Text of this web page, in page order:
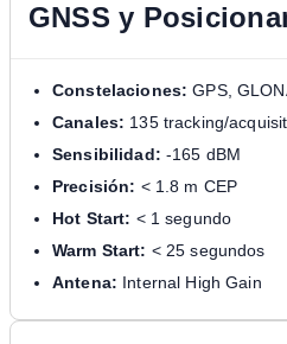
GNSS y
Constelaciones: GPS,
Canales: 135 tracking/
Sensibilidad: -165 dBM
Precisión: < 1.8 m CEP
Hot Start: < 1 segundo
Warm Start: < 25 segundos
Antena: Internal High Gain